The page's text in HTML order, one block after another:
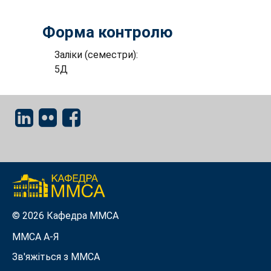
Форма контролю
Заліки (семестри):
5Д
© 2026 Кафедра ММСА
ММСА A-Я
Зв'яжіться з MMСА